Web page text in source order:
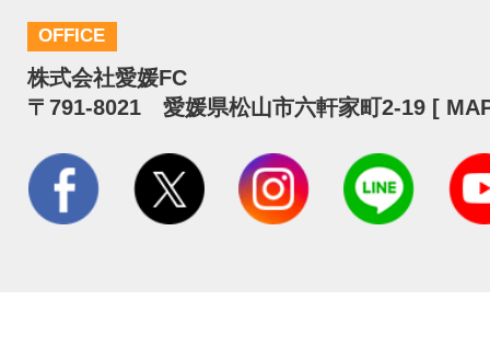
OFFICE
株式会社愛媛FC
〒791-8021 愛媛県松山市六軒家町2-19 [